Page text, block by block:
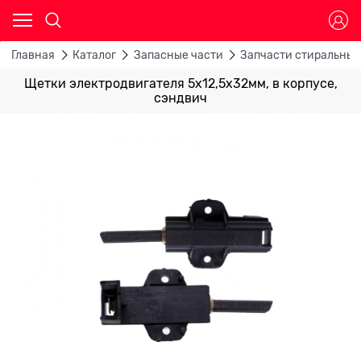
Главная Каталог Запасные части Запчасти
Щетки электродвигателя 5х12,5х32мм, в корпусе,
сэндвич